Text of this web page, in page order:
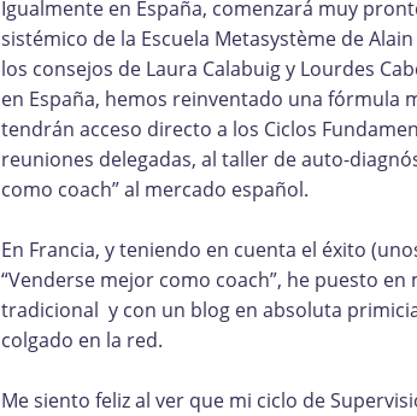
Igualmente en España, comenzará muy
sistémico de la Escuela Metasystème de
los consejos de Laura Calabuig y Lourdes
en España, hemos reinventado una fórmula
tendrán acceso directo a los Ciclos
reuniones delegadas, al taller de auto-
como coach” al mercado español.
En Francia, y teniendo en cuenta el éxito
“Venderse mejor como coach”, he puesto
tradicional y con un blog en absoluta
colgado en la red.
Me siento feliz al ver que mi ciclo de